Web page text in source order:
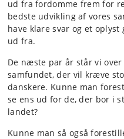
ud fra fordomme frem for
bedste udvikling af vores
have klare svar og et
ud fra.
De næste par år står vi
samfundet, der vil kræve
danskere. Kunne man
se ens ud for de, der bor i
landet?
Kunne man så også